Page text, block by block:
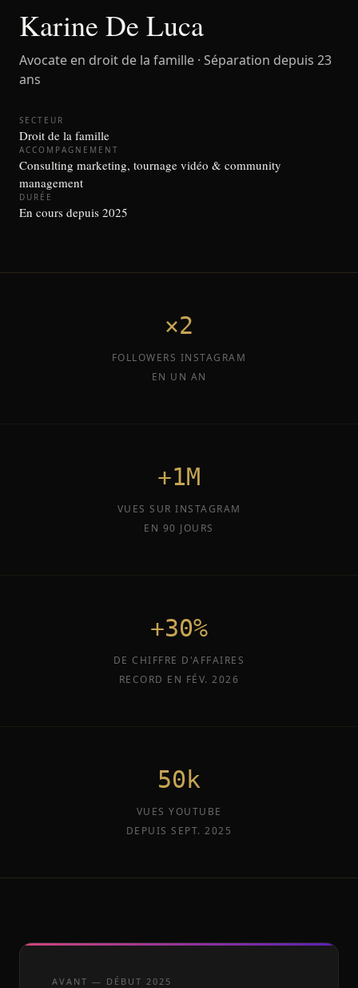
Karine De Luca
Avocate en droit de la famille · Séparation depuis 23
ans
SECTEUR
Droit de la famille
ACCOMPAGNEMENT
Consulting marketing, tournage vidéo & community
management
DURÉE
En cours depuis 2025
×2
FOLLOWERS INSTAGRAM
EN UN AN
+1M
VUES SUR INSTAGRAM
EN 90 JOURS
+30%
DE CHIFFRE D'AFFAIRES
RECORD EN FÉV. 2026
50k
VUES YOUTUBE
DEPUIS SEPT. 2025
AVANT — DÉBUT 2025